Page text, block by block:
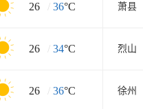
26 / 36°C 萧县
26 / 34°C 烈山
26 / 36°C 徐州